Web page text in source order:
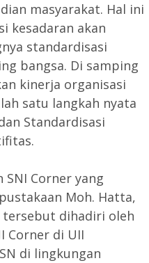
masyarakat. Hal ini
kesadaran akan
standardisasi
bangsa. Di samping
kinerja organisasi
satu langkah nyata
Standardisasi
Corner yang
Moh. Hatta,
tersebut dihadiri oleh
Corner di UII
di lingkungan